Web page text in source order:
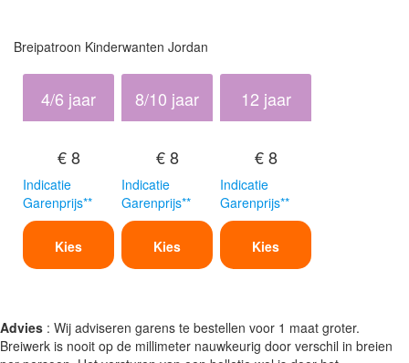
Breipatroon Kinderwanten Jordan
4/6 jaar
€ 8
Indicatie
Garenprijs**
Kies
8/10 jaar
€ 8
Indicatie
Garenprijs**
Kies
12 jaar
€ 8
Indicatie
Garenprijs**
Kies
Advies : Wij adviseren garens te bestellen voor 1 maat groter.
Breiwerk is nooit op de millimeter nauwkeurig door verschil in breien